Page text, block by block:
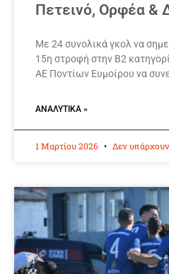
Πετεινό, Ορφέα &
Με 24 συνολικά γκολ να
15η στροφή στην Β2
ΑΕ Ποντίων Ευμοίρου να
ΑΝΑΛΥΤΙΚΆ »
1 Μαρτίου 2026 Δεν